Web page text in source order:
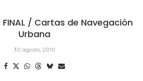
FINAL / Cartas de Navegación
Urbana
30 agosto, 2010